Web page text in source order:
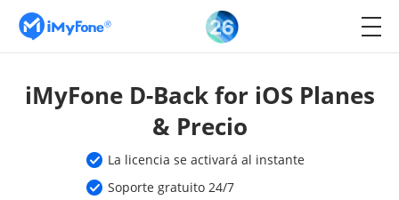
iMyFone D-Back for iOS Planes
& Precio
La licencia se activará al instante
Soporte gratuito 24/7